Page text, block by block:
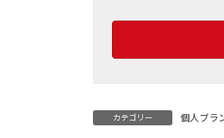
カテゴリー 個人ブラ